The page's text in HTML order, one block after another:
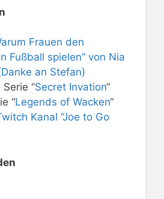
Frauen den
Fußball spielen” von Nia
an Stefan)
“Secret Invation“
“Legends of Wacken“
Kanal “Joe to Go